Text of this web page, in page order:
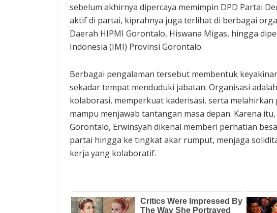
sebelum akhirnya dipercaya memimpin DPD Partai
aktif di partai, kiprahnya juga terlihat di berbagai
Daerah HIPMI Gorontalo, Hiswana Migas, hingga
Indonesia (IMI) Provinsi Gorontalo.
Berbagai pengalaman tersebut membentuk
sekadar tempat menduduki jabatan. Organisasi
kolaborasi, memperkuat kaderisasi, serta
mampu menjawab tantangan masa depan. Karena
Gorontalo, Erwinsyah dikenal memberi perhatian
partai hingga ke tingkat akar rumput, menjaga
kerja yang kolaboratif.